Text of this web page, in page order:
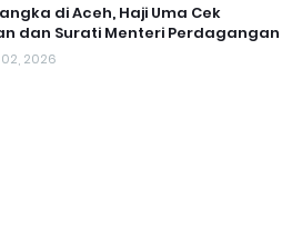
di Aceh, Haji Uma Cek
dan Surati Menteri Perdagangan
2026